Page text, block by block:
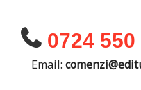
0724 550
Email: